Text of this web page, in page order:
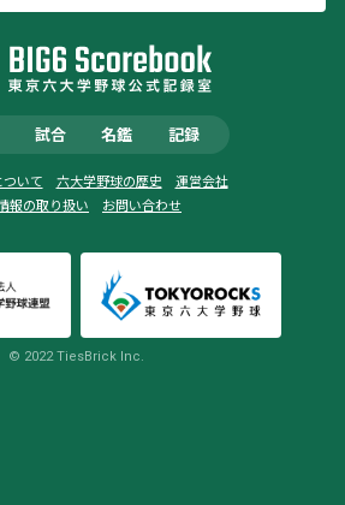
試合 名鑑 記録
ついて 六大学野球の歴史
運営会社
報の取り扱い
お問い合わせ
© 2022 TiesBrick Inc.